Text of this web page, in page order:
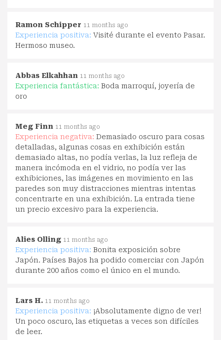
Ramon Schipper 11 months ago
Experiencia positiva: Visité durante el evento Pasar.
Hermoso museo.
Abbas Elkahhan 11 months ago
Experiencia fantástica: Boda marroquí, joyería de
oro
Meg Finn 11 months ago
Experiencia negativa: Demasiado oscuro para cosas
detalladas, algunas cosas en exhibición están
demasiado altas, no podía verlas, la luz refleja de
manera incómoda en el vidrio, no podía ver las
exhibiciones, las imágenes en movimiento en las
paredes son muy distracciones mientras intentas
concentrarte en una exhibición. La entrada tiene
un precio excesivo para la experiencia.
Alies Olling 11 months ago
Experiencia positiva: Bonita exposición sobre
Japón. Países Bajos ha podido comerciar con Japón
durante 200 años como el único en el mundo.
Lars H. 11 months ago
Experiencia positiva: ¡Absolutamente digno de ver!
Un poco oscuro, las etiquetas a veces son difíciles
de leer.